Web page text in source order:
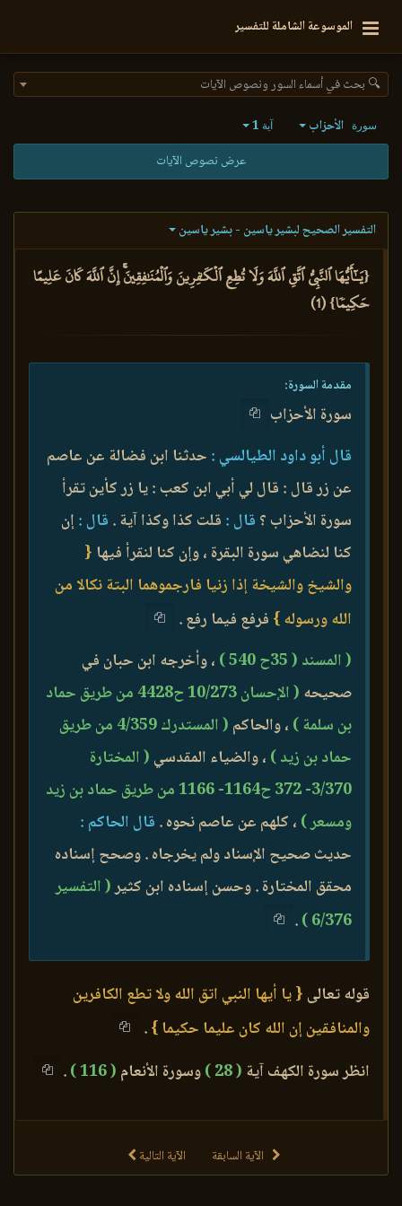
الموسوعة الشاملة للتفسير
🔍 بحث في أسماء السور ونصوص الآيات
سورة الأحزاب آية 1
عرض نصوص الآيات
التفسير الصحيح لبشير ياسين - بشير ياسين
{يَـٰٓأَيُّهَا ٱلنَّبِيُّ ٱتَّقِ ٱللَّهَ وَلَا تُطِعِ ٱلۡكَٰفِرِينَ وَٱلۡمُنَٰفِقِينَۚ إِنَّ ٱللَّهَ كَانَ عَلِيمًا
حَكِيمٗا} (1)
مقدمة السورة:
سورة الأحزاب
قال أبو داود الطيالسي : حدثنا ابن فضالة عن عاصم
عن زر قال : قال لي أبي ابن كعب : يا زر كأين تقرأ
سورة الأحزاب ؟ قال : قلت كذا وكذا آية . قال :إن
كنا لنضاهي سورة البقرة ، وإن كنا لنقرأ فيها {
والشيخ والشيخة إذا زنيا فارجموهما البتة نكالا من
الله ورسوله } فرفع فيما رفع .
( المسند ( 35ح 540 )
، وأخرجه ابن حبان في
صحيحه
( الإحسان 10/273 ح4428 من طريق حماد
بن سلمة ) ، والحاكم
( المستدرك 4/359 من طريق
حماد بن زيد ) ، والضياء المقدسي ( المختارة
3/370- 372 ح1164- 1166 من طريق حماد بن زيد
ومسعر ) ، كلهم عن عاصم نحوه . قال الحاكم :
حديث صحيح الإسناد ولم يخرجاه . وصحح إسناده
محقق المختارة . وحسن إسناده ابن كثير( التفسير
6/376 )
.
قوله تعالى { يا أيها النبي اتق الله ولا تطع الكافرين
والمنافقين إن الله كان عليما حكيما }.
انظر سورة الكهف آية ( 28 ) وسورة الأنعام ( 116 )
.
الآية السابقة الآية التالية